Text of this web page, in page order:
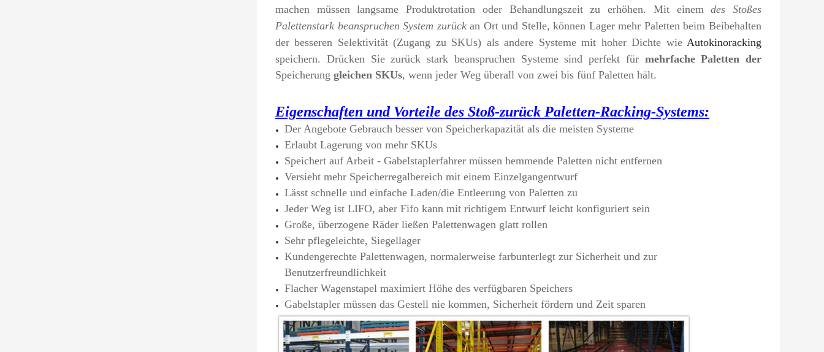
machen müssen langsame Produktrotation oder Behandlungszeit zu erhöhen. Mit einemdes Stoßes
Palettenstark beanspruchen System zurückan Ort und Stelle, können Lager mehr Paletten beim Beibehalten
der besseren Selektivität (Zugang zu SKUs) als andere Systeme mit hoher Dichte wie Autokinoracking
speichern. Drücken Sie zurück stark beanspruchen Systeme sind perfekt für mehrfache Paletten der
Speicherung gleichen SKUs, wenn jeder Weg überall von zwei bis fünf Paletten hält.
Eigenschaften und Vorteile des Stoß-zurück Paletten-Racking-Systems:
Der Angebote Gebrauch besser von Speicherkapazität als die meisten Systeme
Erlaubt Lagerung von mehr SKUs
Speichert auf Arbeit - Gabelstaplerfahrer müssen hemmende Paletten nicht entfernen
Versieht mehr Speicherregalbereich mit einem Einzelgangentwurf
Lässt schnelle und einfache Laden/die Entleerung von Paletten zu
Jeder Weg ist LIFO, aber Fifo kann mit richtigem Entwurf leicht konfiguriert sein
Große, überzogene Räder ließen Palettenwagen glatt rollen
Sehr pflegeleichte, Siegellager
Kundengerechte Palettenwagen, normalerweise farbunterlegt zur Sicherheit und zur
Benutzerfreundlichkeit
Flacher Wagenstapel maximiert Höhe des verfügbaren Speichers
Gabelstapler müssen das Gestell nie kommen, Sicherheit fördern und Zeit sparen